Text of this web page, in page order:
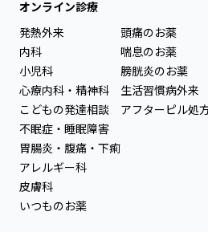
オンライン診療
発熱外来
内科
小児科
心療内科・精神科
こどもの発達相談
不眠症・睡眠障害
胃腸炎・腹痛・下痢
アレルギー科
皮膚科
いつものお薬
頭痛のお薬
喘息のお薬
膀胱炎のお薬
生活習慣病外来
アフターピル処